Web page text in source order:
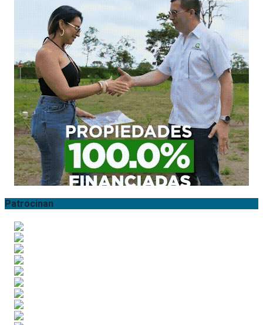
Patrocinan